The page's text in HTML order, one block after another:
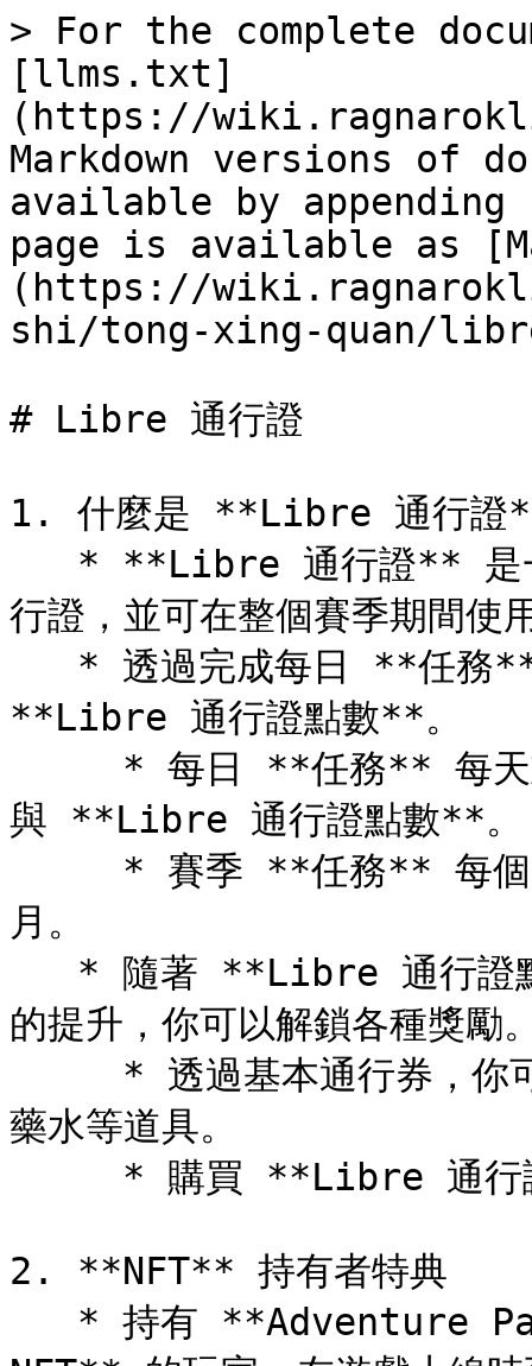
> For the complete
[llms.txt]
(https://
Markdown versions of
available by
page is available as
(https://
shi/tong-xing-quan/
# Libre 通行證
1. 什麼是 **Libre 通行證
行證，並可在整個賽季期間使
**Libre 通行證點數**。
與 **Libre 通行證點數**。
月。
的提升，你可以解鎖各種獎勵
藥水等道具。
2. **NFT** 持有者特典